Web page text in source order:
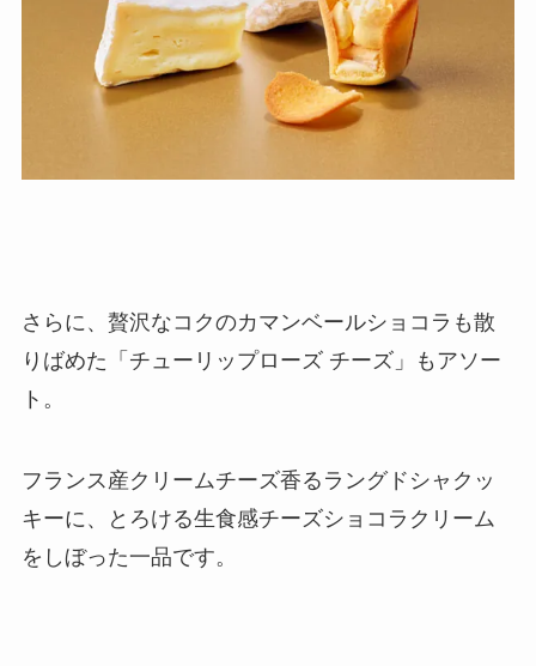
さらに、贅沢なコクのカマンベールショコラも散
りばめた「チューリップローズ チーズ」もアソー
ト。
フランス産クリームチーズ⾹るラングドシャクッ
キーに、とろける⽣⾷感チーズショコラクリーム
をしぼった一品です。